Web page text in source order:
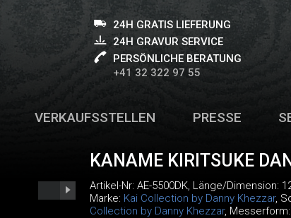
24H GRATIS LIEFERUNG
24H GRAVUR SERVICE
PERSÖNLICHE BERATUNG
+41 32 322 97 55
VERKAUFSSTELLEN PRESSE
KANAME KIRITSUKE
Artikel-Nr: AE-5500DK, Länge/Dimension:
Marke: Kai Collection by Danny Khezzar,
Collection by Danny Khezzar, Messerform: